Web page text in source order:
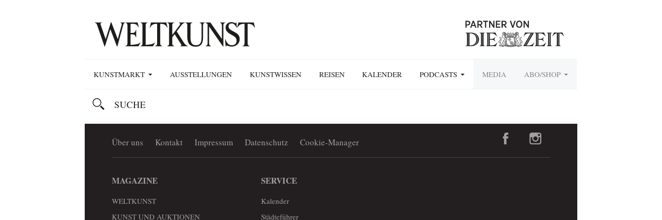
KUNSTMARKT AUSSTELLUNGEN KUNSTWISSEN REISEN KALENDER PODCASTS MEDIA ABO/SHOP
Über uns Kontakt Impressum Datenschutz Cookie-Manager
MAGAZINE
WELTKUNST
KUNST UND AUKTIONEN
SERVICE
Kalender
Städteführer